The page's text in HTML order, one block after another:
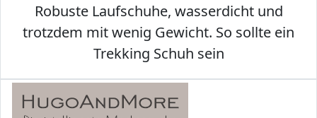
Robuste Laufschuhe, wasserdicht und
trotzdem mit wenig Gewicht. So sollte ein
Trekking Schuh sein